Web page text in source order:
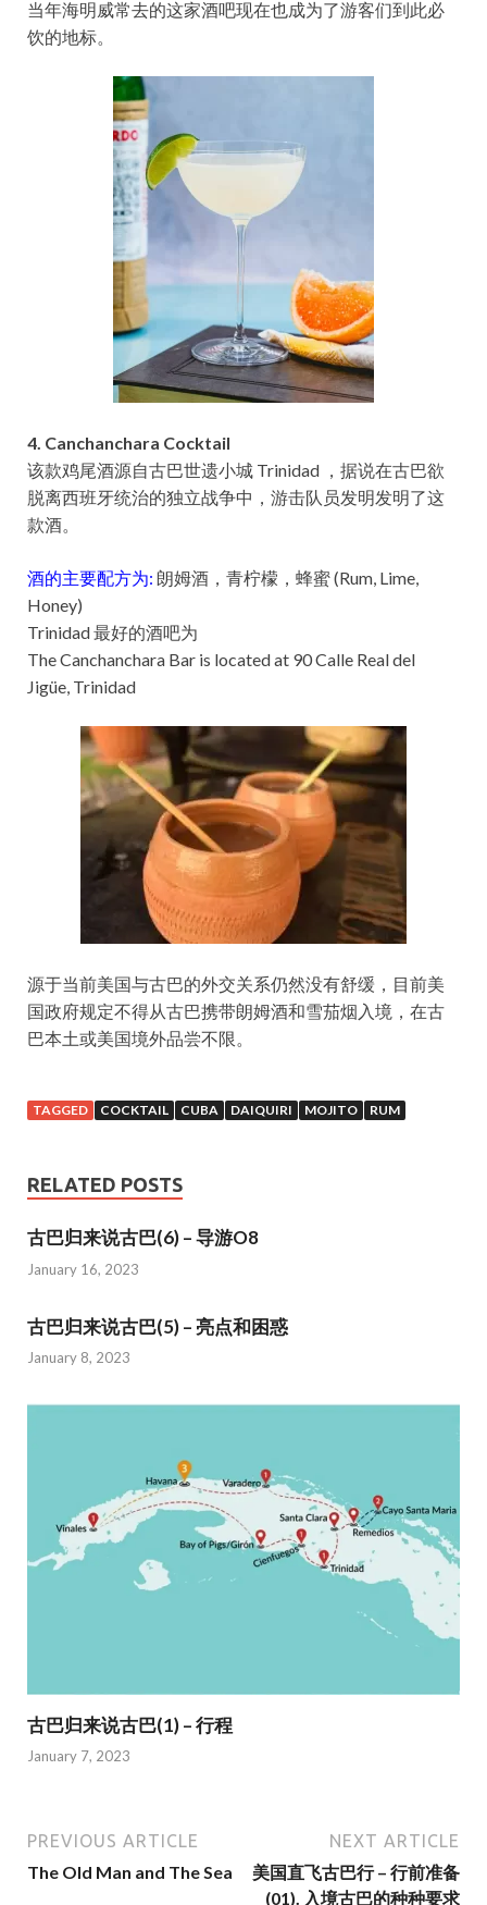
当年海明威常去的这家酒吧现在也成为了游客们到此必
饮的地标。
4. Canchanchara Cocktail
该款鸡尾酒源自古巴世遗小城 Trinidad ，据说在古巴欲
脱离西班牙统治的独立战争中，游击队员发明发明了这
款酒。
酒的主要配方为: 朗姆酒，青柠檬，蜂蜜 (Rum, Lime,
Honey)
Trinidad 最好的酒吧为
The Canchanchara Bar is located at 90 Calle Real del
Jigüe, Trinidad
源于当前美国与古巴的外交关系仍然没有舒缓，目前美
国政府规定不得从古巴携带朗姆酒和雪茄烟入境，在古
巴本土或美国境外品尝不限。
TAGGED COCKTAIL CUBA DAIQUIRI MOJITO RUM
RELATED POSTS
古巴归来说古巴(6) – 导游O8
January 16, 2023
古巴归来说古巴(5) – 亮点和困惑
January 8, 2023
古巴归来说古巴(1) – 行程
January 7, 2023
PREVIOUS ARTICLE
The Old Man and The Sea
NEXT ARTICLE
美国直飞古巴行 – 行前准备
(01). 入境古巴的种种要求